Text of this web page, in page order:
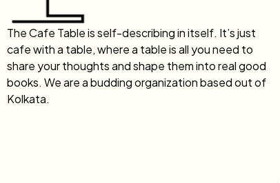
The Cafe Table is self-describing in itself. It’s just
cafe with a table, where a table is all you need to
share your thoughts and shape them into real good
books. We are a budding organization based out of
Kolkata.